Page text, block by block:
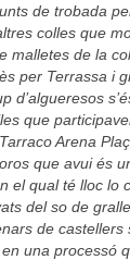
de trobada
colles que
malletes de la
per Terrassa i
d’algueresos
que
Arena
que avui és
el qual té lloc lo
del so de
de castellers
una processó